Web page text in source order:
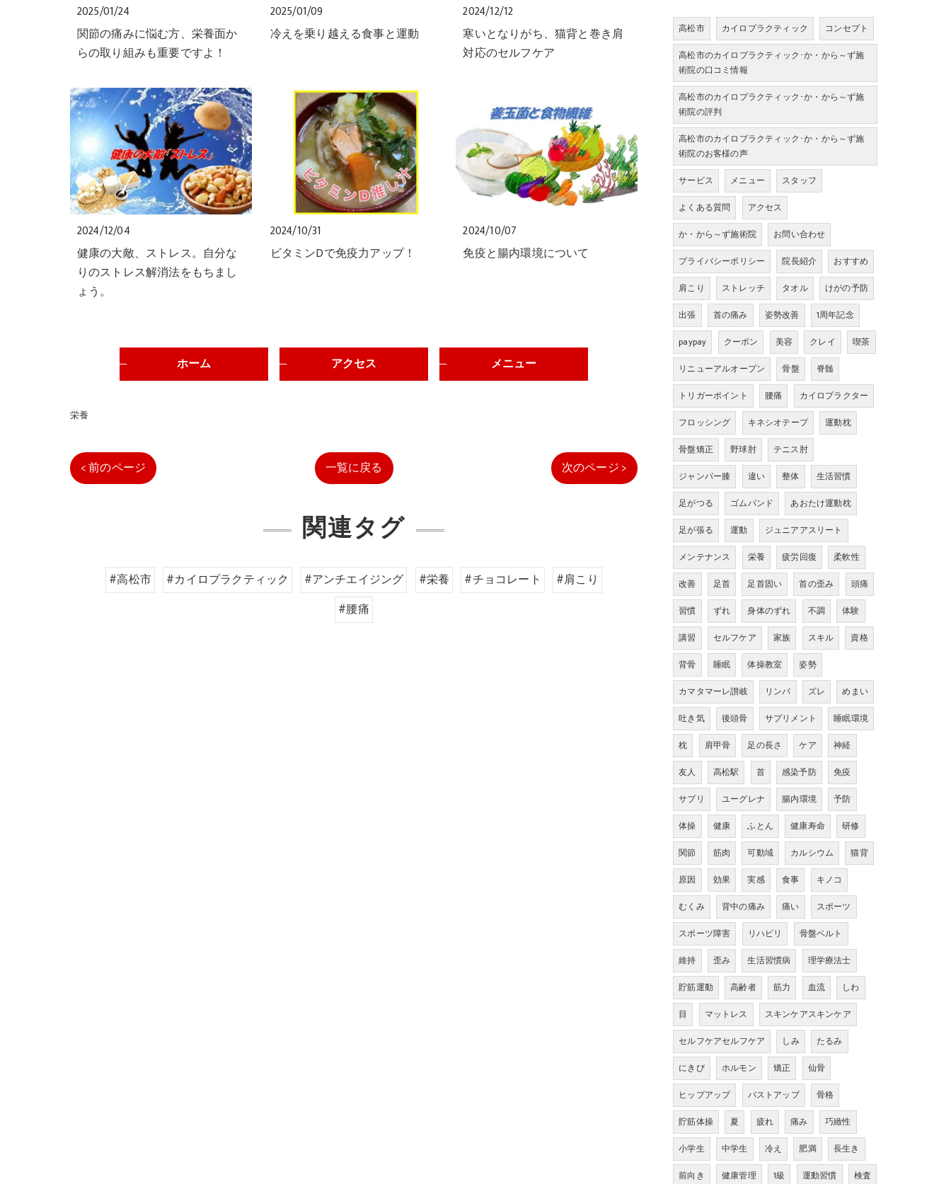
2025/01/24
関節の痛みに悩む方、栄養面か
らの取り組みも重要ですよ！
2025/01/09
冷えを乗り越える食事と運動
2024/12/12
寒いとなりがち、猫背と巻き肩
対応のセルフケア
2024/12/04
健康の大敵、ストレス。自分な
りのストレス解消法をもちまし
ょう。
2024/10/31
ビタミンDで免疫力アップ！
2024/10/07
免疫と腸内環境について
ホーム アクセス メニュー
栄養
< 前のページ 一覧に戻る 次のページ >
関連タグ
#高松市 #カイロプラクティック #アンチエイジング #栄養 #チョコレート
#肩こり
#腰痛
高松市 カイロプラクティック
コンセプト
高松市のカイロプラクティック･か・から～ず施
術院の口コミ情報
高松市のカイロプラクティック･か・から～ず施
術院の評判
高松市のカイロプラクティック･か・から～ず施
術院のお客様の声
サービス
メニュー
スタッフ
よくある質問
アクセス
か・から～ず施術院
お問い合わせ
プライバシーポリシー
院長紹介
おすすめ
肩こり
ストレッチ タオル
けがの予防
出張
首の痛み 姿勢改善
1周年記念
paypay
クーポン 美容 クレイ
喫茶
リニューアルオープン
骨盤
脊髄
トリガーポイント
腰痛
カイロプラクター
フロッシング
キネシオテープ
運動枕
骨盤矯正
野球肘
テニス肘
ジャンパー膝
違い 整体
生活習慣
足がつる
ゴムバンド
あおたけ運動枕
足が張る
運動
ジュニアアスリート
メンテナンス
栄養 疲労回復
柔軟性
改善
足首 足首固い 首の歪み
頭痛
習慣
ずれ 身体のずれ 不調
体験
講習
セルフケア 家族 スキル
資格
背骨
睡眠 体操教室
姿勢
カマタマーレ讃岐
リンパ ズレ
めまい
吐き気
後頭骨 サプリメント
睡眠環境
枕
肩甲骨 足の長さ ケア
神経
友人
高松駅 首 感染予防
免疫
サプリ
ユーグレナ 腸内環境
予防
体操
健康 ふとん 健康寿命
研修
関節
筋肉 可動域 カルシウム
猫背
原因
効果 実感 食事
キノコ
むくみ
背中の痛み 痛い
スポーツ
スポーツ障害
リハビリ
骨盤ベルト
維持
歪み 生活習慣病
理学療法士
貯筋運動
高齢者 筋力 血流
しわ
目
マットレス
スキンケアスキンケア
セルフケアセルフケア
しみ
たるみ
にきび
ホルモン 矯正
仙骨
ヒップアップ
バストアップ
骨格
貯筋体操
夏 疲れ 痛み
巧緻性
小学生
中学生 冷え 肥満
長生き
前向き
健康管理 1級 運動習慣 検査